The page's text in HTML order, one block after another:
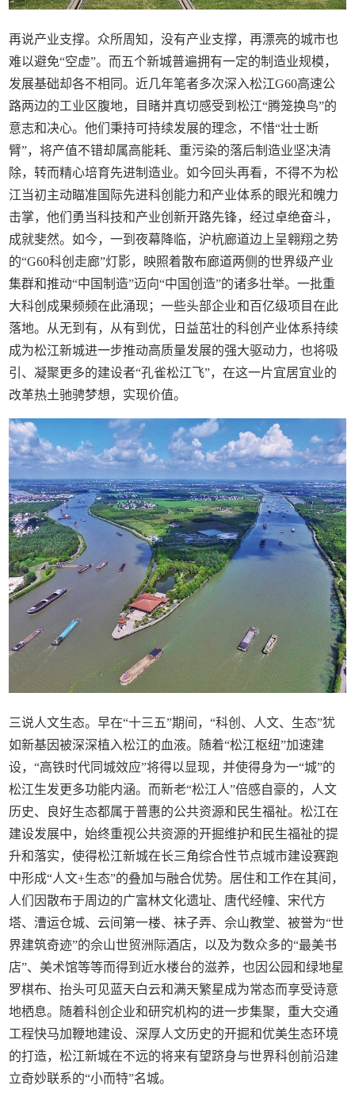
再说产业支撑。众所周知，没有产业支撑，再漂亮的城市也
难以避免“空虚”。而五个新城普遍拥有一定的制造业规模，
发展基础却各不相同。近几年笔者多次深入松江G60高速公
路两边的工业区腹地，目睹并真切感受到松江“腾笼换鸟”的
意志和决心。他们秉持可持续发展的理念，不惜“壮士断
臂”，将产值不错却属高能耗、重污染的落后制造业坚决清
除，转而精心培育先进制造业。如今回头再看，不得不为松
江当初主动瞄准国际先进科创能力和产业体系的眼光和魄力
击掌，他们勇当科技和产业创新开路先锋，经过卓绝奋斗，
成就斐然。如今，一到夜幕降临，沪杭廊道边上呈翱翔之势
的“G60科创走廊”灯影，映照着散布廊道两侧的世界级产业
集群和推动“中国制造”迈向“中国创造”的诸多壮举。一批重
大科创成果频频在此涌现；一些头部企业和百亿级项目在此
落地。从无到有，从有到优，日益茁壮的科创产业体系持续
成为松江新城进一步推动高质量发展的强大驱动力，也将吸
引、凝聚更多的建设者“孔雀松江飞”，在这一片宜居宜业的
改革热土驰骋梦想，实现价值。
三说人文生态。早在“十三五”期间，“科创、人文、生态”犹
如新基因被深深植入松江的血液。随着“松江枢纽”加速建
设，“高铁时代同城效应”将得以显现，并使得身为一“城”的
松江生发更多功能内涵。而新老“松江人”倍感自豪的，人文
历史、良好生态都属于普惠的公共资源和民生福祉。松江在
建设发展中，始终重视公共资源的开掘维护和民生福祉的提
升和落实，使得松江新城在长三角综合性节点城市建设赛跑
中形成“人文+生态”的叠加与融合优势。居住和工作在其间，
人们因散布于周边的广富林文化遗址、唐代经幢、宋代方
塔、漕运仓城、云间第一楼、袜子弄、佘山教堂、被誉为“世
界建筑奇迹”的佘山世贸洲际酒店，以及为数众多的“最美书
店”、美术馆等等而得到近水楼台的滋养，也因公园和绿地星
罗棋布、抬头可见蓝天白云和满天繁星成为常态而享受诗意
地栖息。随着科创企业和研究机构的进一步集聚，重大交通
工程快马加鞭地建设、深厚人文历史的开掘和优美生态环境
的打造，松江新城在不远的将来有望跻身与世界科创前沿建
立奇妙联系的“小而特”名城。